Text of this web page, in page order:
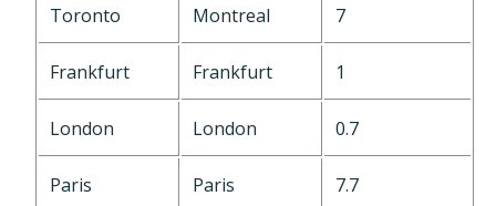
Toronto Montreal 7
Frankfurt Frankfurt 1
London London 0.7
Paris Paris 7.7